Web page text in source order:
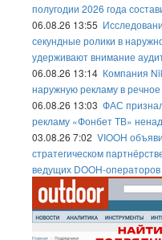
полугодии 2026 года
06.08.26 13:55
секундные ролики в
удерживают внимание
06.08.26 13:14 Компания
наружную рекламу в
06.08.26 13:03 ФАС
рекламу «Фонбет ТВ»
03.08.26 7:02 VIOOH
стратегическом
ведущих DOOH-